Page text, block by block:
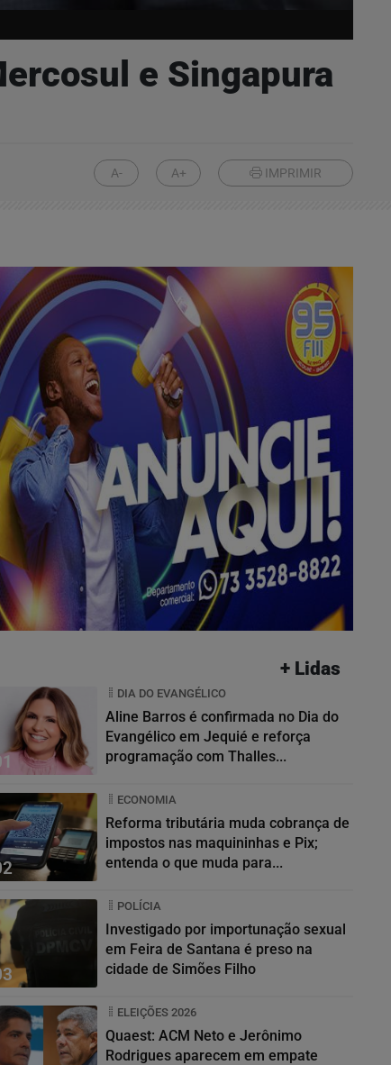
e Singapura
A- A+ IMPRIMIR
+ Lidas
DIA DO EVANGÉLICO
Aline Barros é confirmada no Dia do
Evangélico em Jequié e reforça
programação com Thalles...
ECONOMIA
Reforma tributária muda cobrança de
impostos nas maquininhas e Pix;
entenda o que muda para...
POLÍCIA
Investigado por importunação sexual
em Feira de Santana é preso na
cidade de Simões Filho
ELEIÇÕES 2026
Quaest: ACM Neto e Jerônimo
Rodrigues aparecem em empate